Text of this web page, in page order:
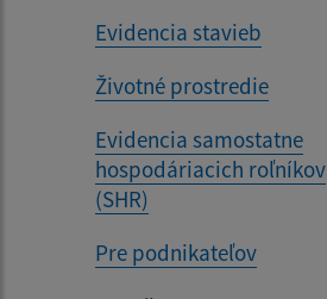
Evidencia stavieb
Životné prostredie
Evidencia samostatne
hospodáriacich roľníkov
(SHR)
Pre podnikateľov